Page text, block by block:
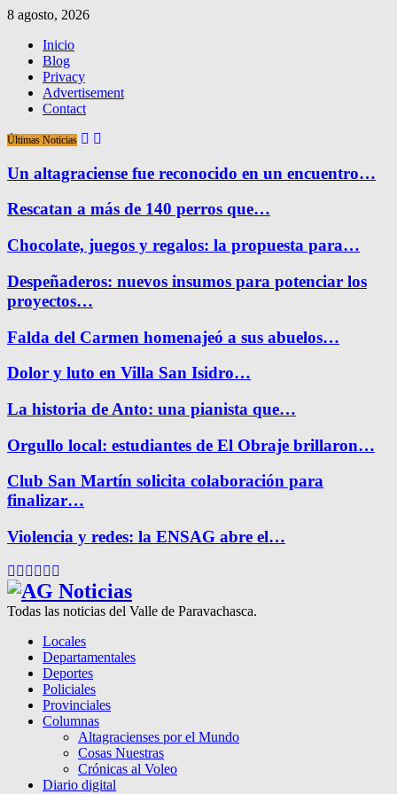
8 agosto, 2026
Inicio
Blog
Privacy
Advertisement
Contact
Últimas Noticias
Un altagraciense fue reconocido en un encuentro…
Rescatan a más de 140 perros que…
Chocolate, juegos y regalos: la propuesta para…
Despeñaderos: nuevos insumos para potenciar los
proyectos…
Falda del Carmen homenajeó a sus abuelos…
Dolor y luto en Villa San Isidro…
La historia de Anto: una pianista que…
Orgullo local: estudiantes de El Obraje brillaron…
Club San Martín solicita colaboración para
finalizar…
Violencia y redes: la ENSAG abre el…
Facebook
Twitter
Instagram
Pinterest
Google
Todas las noticias del Valle de Paravachasca.
Locales
Departamentales
Deportes
Policiales
Provinciales
Columnas
Altagracienses por el Mundo
Cosas Nuestras
Crónicas al Voleo
Diario digital